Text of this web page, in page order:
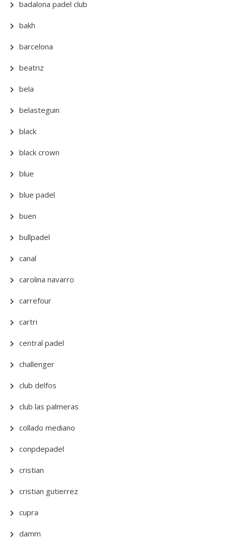
badalona padel club
bakh
barcelona
beatriz
bela
belasteguin
black
black crown
blue
blue padel
buen
bullpadel
canal
carolina navarro
carrefour
cartri
central padel
challenger
club delfos
club las palmeras
collado mediano
conpdepadel
cristian
cristian gutierrez
cupra
damm